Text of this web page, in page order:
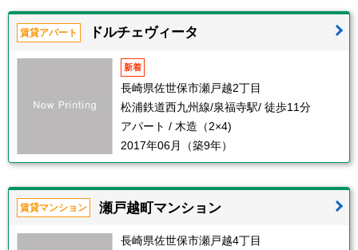
賃貸アパート ドルチェヴィータ
新着
長崎県佐世保市瀬戸越2丁目
松浦鉄道西九州線/泉福寺駅/ 徒歩11分
アパート / 木造（2×4)
2017年06月（築9年）
賃貸マンション 瀬戸越町マンション
長崎県佐世保市瀬戸越4丁目